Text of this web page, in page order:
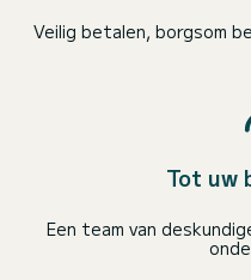
Veilig betalen, borgsom
Tot uw
Een team van